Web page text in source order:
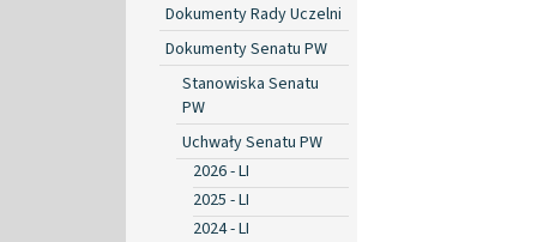
Dokumenty Rady Uczelni
Dokumenty Senatu PW
Stanowiska Senatu
PW
Uchwały Senatu PW
2026 - LI
2025 - LI
2024 - LI